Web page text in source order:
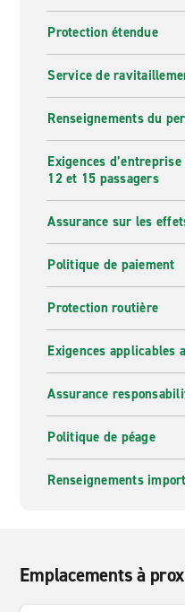
Protection étendue
Service de
Renseignements du
Exigences
12 et 15 passagers
Assurance sur les
Politique de paiement
Protection routière
Exigences applicables
Assurance
Politique de péage
Renseignements
Emplacements à